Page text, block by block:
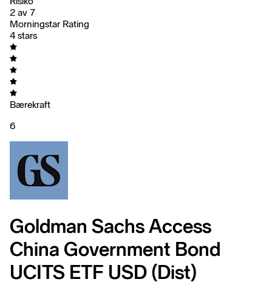
2 av 7
Morningstar Rating
4 stars
Bærekraft
6
Goldman Sachs Access
China Government Bond
UCITS ETF USD (Dist)